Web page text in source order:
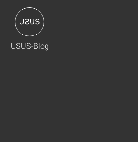
USUS-Blog